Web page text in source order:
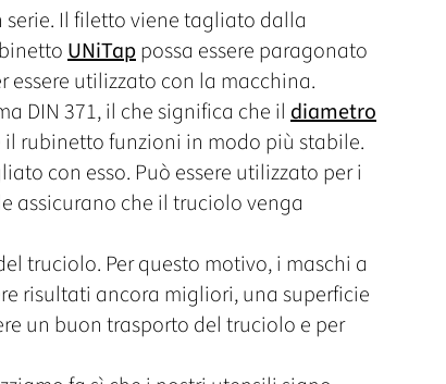
Il filetto viene tagliato dalla
UNiTappossa essere paragonato
utilizzato con la macchina.
DIN 371, il che significa che il diametro
il rubinetto funzioni in modo più stabile.
con esso. Può essere utilizzato per i
assicurano che il truciolo venga
truciolo. Per questo motivo, i maschi a
risultati ancora migliori, una superficie
un buon trasporto del truciolo e per